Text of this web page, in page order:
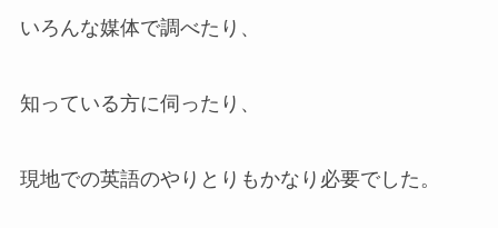
いろんな媒体で調べたり、
知っている方に伺ったり、
現地での英語のやりとりもかなり必要でした。